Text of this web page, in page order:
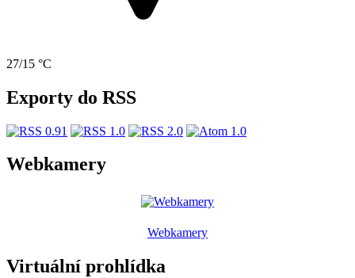
27/15 °C
Exporty do RSS
Webkamery
Webkamery
Virtuální prohlídka